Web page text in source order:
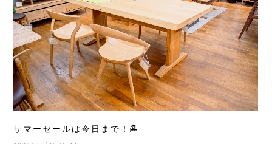
サマーセールは今日まで！🏝️